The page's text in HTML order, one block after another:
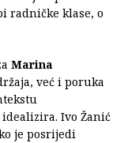
radničke klase, o
Marina
već i poruka
Ivo Žanić
je posrijedi